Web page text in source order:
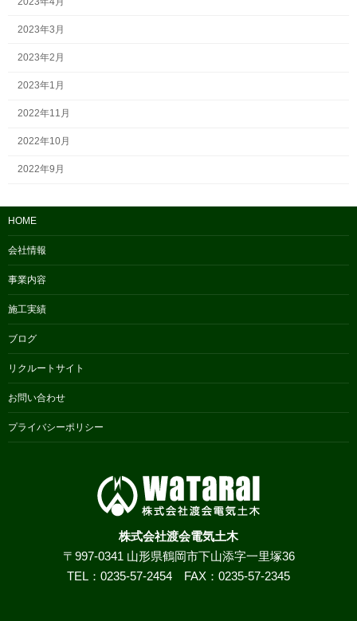
2023年3月
2023年2月
2023年1月
2022年11月
2022年10月
2022年9月
HOME
会社情報
事業内容
施工実績
ブログ
リクルートサイト
お問い合わせ
プライバシーポリシー
株式会社渡会電気土木
〒997-0341 山形県鶴岡市下山添字一里塚36
TEL：0235-57-2454 FAX：0235-57-2345